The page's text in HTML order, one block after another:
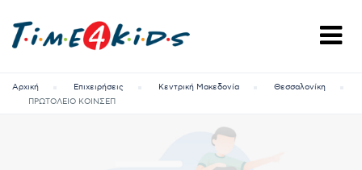
Αρχική Επιχειρήσεις Κεντρική Μακεδονία
Θεσσαλονίκη
ΠΡΩΤΟΛΕΙΟ ΚΟΙΝΣΕΠ